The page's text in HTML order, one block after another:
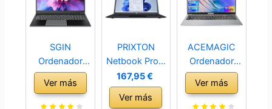
SGIN
Ordenador
Portátil de 17,3
Pulgadas 8 GB
RAM 512 GB
Ver más
PRIXTON
Netbook Pro -
Ordenador
portatil
Pantalla 14,1´´,
167,95 €
Ver más
ACEMAGIC
Ordenador
Portátil 15,6
Pulgadas 16GB
DDR4 512GB
Ver más